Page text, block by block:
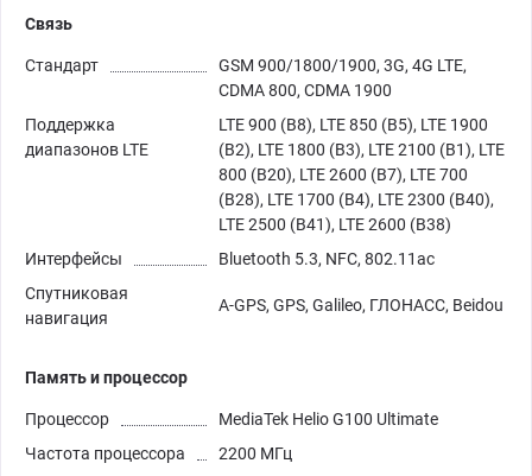
Связь
Стандарт
GSM 900/1800/1900, 3G, 4G LTE,
CDMA 800, CDMA 1900
Поддержка
диапазонов LTE
LTE 900 (B8), LTE 850 (B5), LTE 1900
(B2), LTE 1800 (B3), LTE 2100 (B1), LTE
800 (B20), LTE 2600 (B7), LTE 700
(B28), LTE 1700 (B4), LTE 2300 (B40),
LTE 2500 (B41), LTE 2600 (B38)
Интерфейсы
Bluetooth 5.3, NFC, 802.11ac
Спутниковая
навигация
A-GPS, GPS, Galileo, ГЛОНАСС, Beidou
Память и процессор
Процессор
MediaTek Helio G100 Ultimate
Частота процессора
2200 МГц